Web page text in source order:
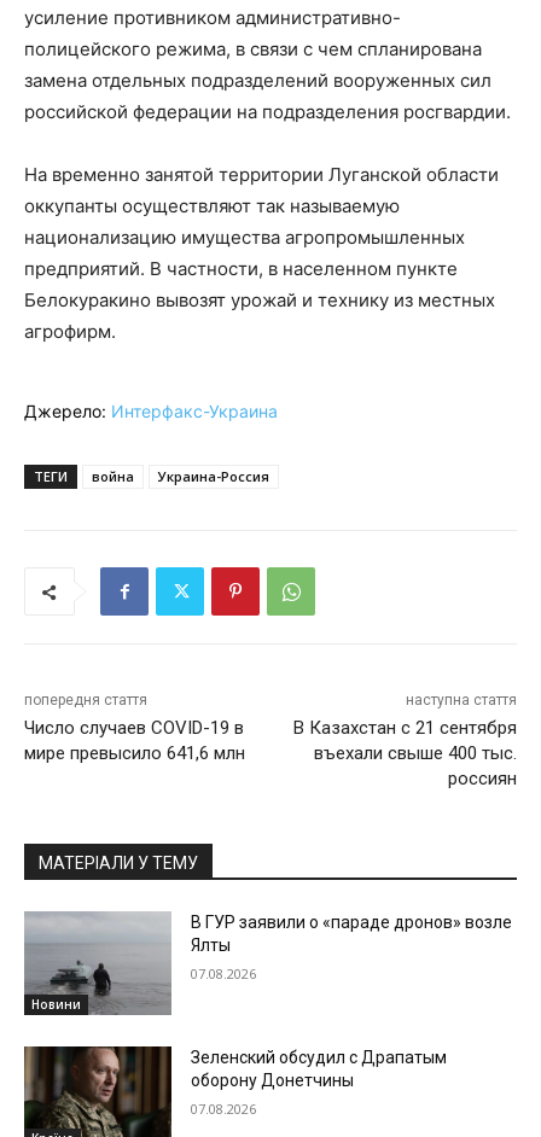
усиление противником административно-
полицейского режима, в связи с чем спланирована
замена отдельных подразделений вооруженных сил
российской федерации на подразделения росгвардии.
На временно занятой территории Луганской области
оккупанты осуществляют так называемую
национализацию имущества агропромышленных
предприятий. В частности, в населенном пункте
Белокуракино вывозят урожай и технику из местных
агрофирм.
Джерело: Интерфакс-Украина
ТЕГИ война Украина-Россия
попередня стаття
Число случаев COVID-19 в
мире превысило 641,6 млн
наступна стаття
В Казахстан с 21 сентября
въехали свыше 400 тыс.
россиян
МАТЕРІАЛИ У ТЕМУ
Новини
В ГУР заявили о «параде дронов» возле
Ялты
07.08.2026
Зеленский обсудил с Драпатым
оборону Донетчины
07.08.2026